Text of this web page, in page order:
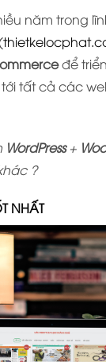
năm trong
để
tất cả các
WordPress+
?
NHẤT